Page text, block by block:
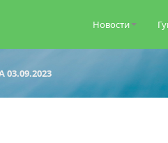
Новости